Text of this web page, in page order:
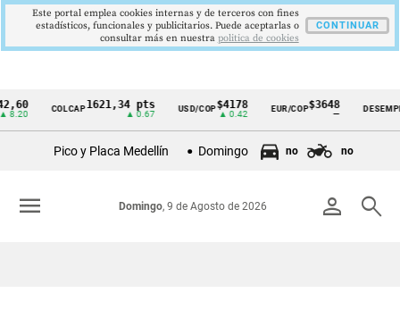
Cintillo
Colombia
COLCAP1621,34 pts USD/COP$4178
▲ 0.42
EUR/COP$3648
—
DESEMPLEO
▼
Pico y Placa Medellín Domingo no no
person search
Domingo, 9 de Agosto de 2026
menu
Este portal emplea cookies internas y de terceros con fines
estadísticos, funcionales y publicitarios. Puede aceptarlas o
consultar más en nuestra politica de cookies
CONTINUAR